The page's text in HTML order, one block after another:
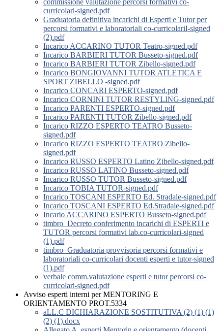
commissione valutazione percorsi formativi co-
curricolari-signed.pdf
Graduatoria definitiva incarichi di Esperti e Tutor per
percorsi formativi e laboratoriali co-curricolariI-signed
(2).pdf
Incarico ACCARINO TUTOR Teatro-signed.pdf
Incarico BARBIERI TUTOR Busseto-signed.pdf
Incarico BARBIERI TUTOR Zibello-signed.pdf
Incarico BONGIOVANNI TUTOR ATLETICA E
SPORT ZIBELLO -signed.pdf
Incarico CONCARI ESPERTO-signed.pdf
Incarico CORNINI TUTOR RESTYLING-signed.pdf
Incarico PARENTI ESPERTO-signed.pdf
Incarico PARENTI TUTOR Zibello-signed.pdf
Incarico RIZZO ESPERTO TEATRO Busseto-
signed.pdf
Incarico RIZZO ESPERTO TEATRO Zibello-
signed.pdf
Incarico RUSSO ESPERTO Latino Zibello-signed.pdf
Incarico RUSSO LATINO Busseto-signed.pdf
Incarico RUSSO TUTOR Busseto-signed.pdf
Incarico TOBIA TUTOR-signed.pdf
Incarico TOSCANI ESPERTO Ed. Stradale-signed.pdf
Incarico TOSCANI ESPERTO Ed.Stradale-signed.pdf
Incario ACCARINO ESPERTO Busseto-signed.pdf
timbro_Decreto conferimento incarichi di ESPERTI e
TUTOR percorsi formativi lab.co-curricolari-signed
(1).pdf
timbro_Graduatoria provvisoria percorsi formativi e
laboratoriali co-curricolari docenti esperti e tutor-signed
(1).pdf
verbale comm.valutazione esperti e tutor percorsi co-
curricolari-signed.pdf
Avviso esperti interni per MENTORING E
ORIENTAMENTO PROT.5334
aLL.C DICHIARAZIONE SOSTITUTIVA (2) (1) (1)
(2) (1).docx